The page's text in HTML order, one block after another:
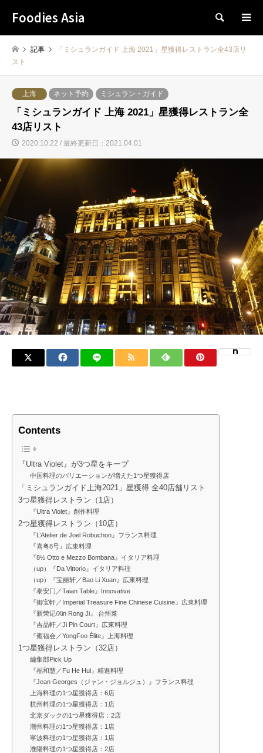
Foodies Asia 検索
記事
「ミシュランガイド 上海 2021」星獲得レストラン全43店リ
スト
上海 ネット予約 ミシュラン・ガイド
「ミシュランガイド 上海 2021」星獲得レストラン全
43店リスト
2020.10.22 / 最終更新日：2021.04.01
Contents
『Ultra Violet』が3つ星をキープ
中国料理のバリエーションが増えた1つ星獲得店
「ミシュランガイド上海2021」星獲得 全40店舗リスト
3つ星獲得レストラン（1店）
『Ultra Violet』創作料理
2つ星獲得レストラン（10店）
『L’Atelier de Joel Robuchon』フランス料理
『喜粤8号』広東料理
『8½ Otto e Mezzo Bombana』イタリア料理
（up）『Da Vittorio』イタリア料理
（up）『宝丽轩／Bao Li Xuan』広東料理
『泰安门／Taian Table』Innovative
『御宝軒／Imperial Treasure Fine Chinese Cuisine』広東料理
『新荣记/Xin Rong Ji』 台州菜
『吉品軒／Ji Pin Court』広東料理
『雍福会／YongFoo Élite』上海料理
1つ星獲得レストラン（32店）
編集部Pick Up
『福和慧／Fu He Hui』精進料理
『Jean Georges（ジャン・ジョルジュ）』フランス料理
上海料理の1つ星獲得店：6店
杭州料理の1つ星獲得店：1店
北京ダックの1つ星獲得店：2店
潮州料理の1つ星獲得店：1店
寧波料理の1つ星獲得店：1店
淮陽料理の1つ星獲得店：2店